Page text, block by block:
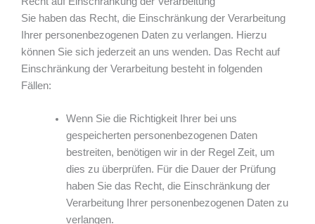
Sie haben das Recht, die Einschränkung der Verarbeitung
Ihrer personenbezogenen Daten zu verlangen. Hierzu
können Sie sich jederzeit an uns wenden. Das Recht auf
Einschränkung der Verarbeitung besteht in folgenden
Fällen:
Wenn Sie die Richtigkeit Ihrer bei uns
gespeicherten personenbezogenen Daten
bestreiten, benötigen wir in der Regel Zeit, um
dies zu überprüfen. Für die Dauer der Prüfung
haben Sie das Recht, die Einschränkung der
Verarbeitung Ihrer personenbezogenen Daten zu
verlangen.